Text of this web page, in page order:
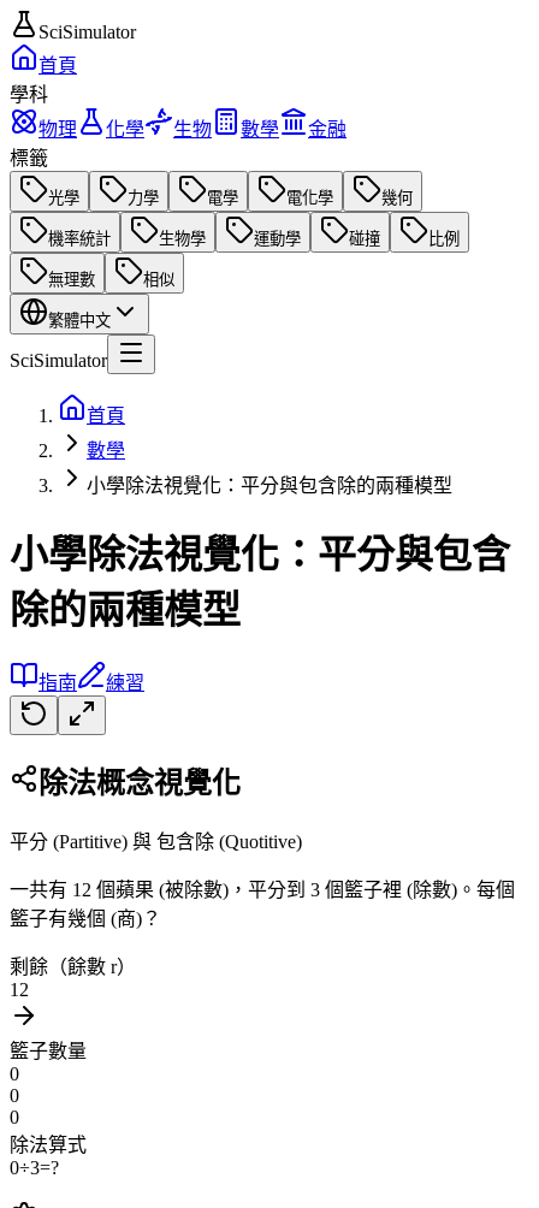
SciSimulator
首頁
學科
物理
化學 生物 數學
金融
標籤
光學 力學 電學 電化學 幾何
機率統計 生物學 運動學 碰撞 比例
無理數 相似
繁體中文
SciSimulator
首頁
數學
小學除法視覺化：平分與包含除的兩種模型
小學除法視覺化：平分與包含
除的兩種模型
指南 練習
除法概念視覺化
平分 (Partitive) 與 包含除 (Quotitive)
一共有 12 個蘋果 (被除數)，平分到 3 個籃子裡 (除數)。每個
籃子有幾個 (商)？
剩餘（餘數 r）
12
籃子數量
0
0
0
除法算式
0÷3=?